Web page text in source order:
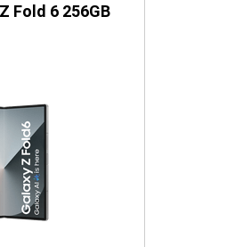
Fold 6 256GB